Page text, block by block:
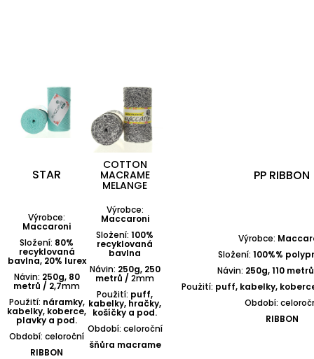
STAR
COTTON
MACRAME
MELANGE
PP RIBBON
Výrobce:
Maccaroni
Složení: 80%
recyklovaná
bavlna, 20% lurex
Návin: 250g, 80
metrů / 2,7mm
Použití: náramky,
kabelky, koberce,
plavky a pod.
Období: celoroční
RIBBON
Výrobce:
Maccaroni
Složení: 100%
recyklovaná
bavlna
Návin: 250g, 250
metrů / 2mm
Použití: puff,
kabelky, hračky,
košíčky a pod.
Období: celoroční
šňůra macrame
Výrobce:
Složení: 100%%
Návin: 250g, 110
Použití: puff, kabelky,
Období:
RIBBON